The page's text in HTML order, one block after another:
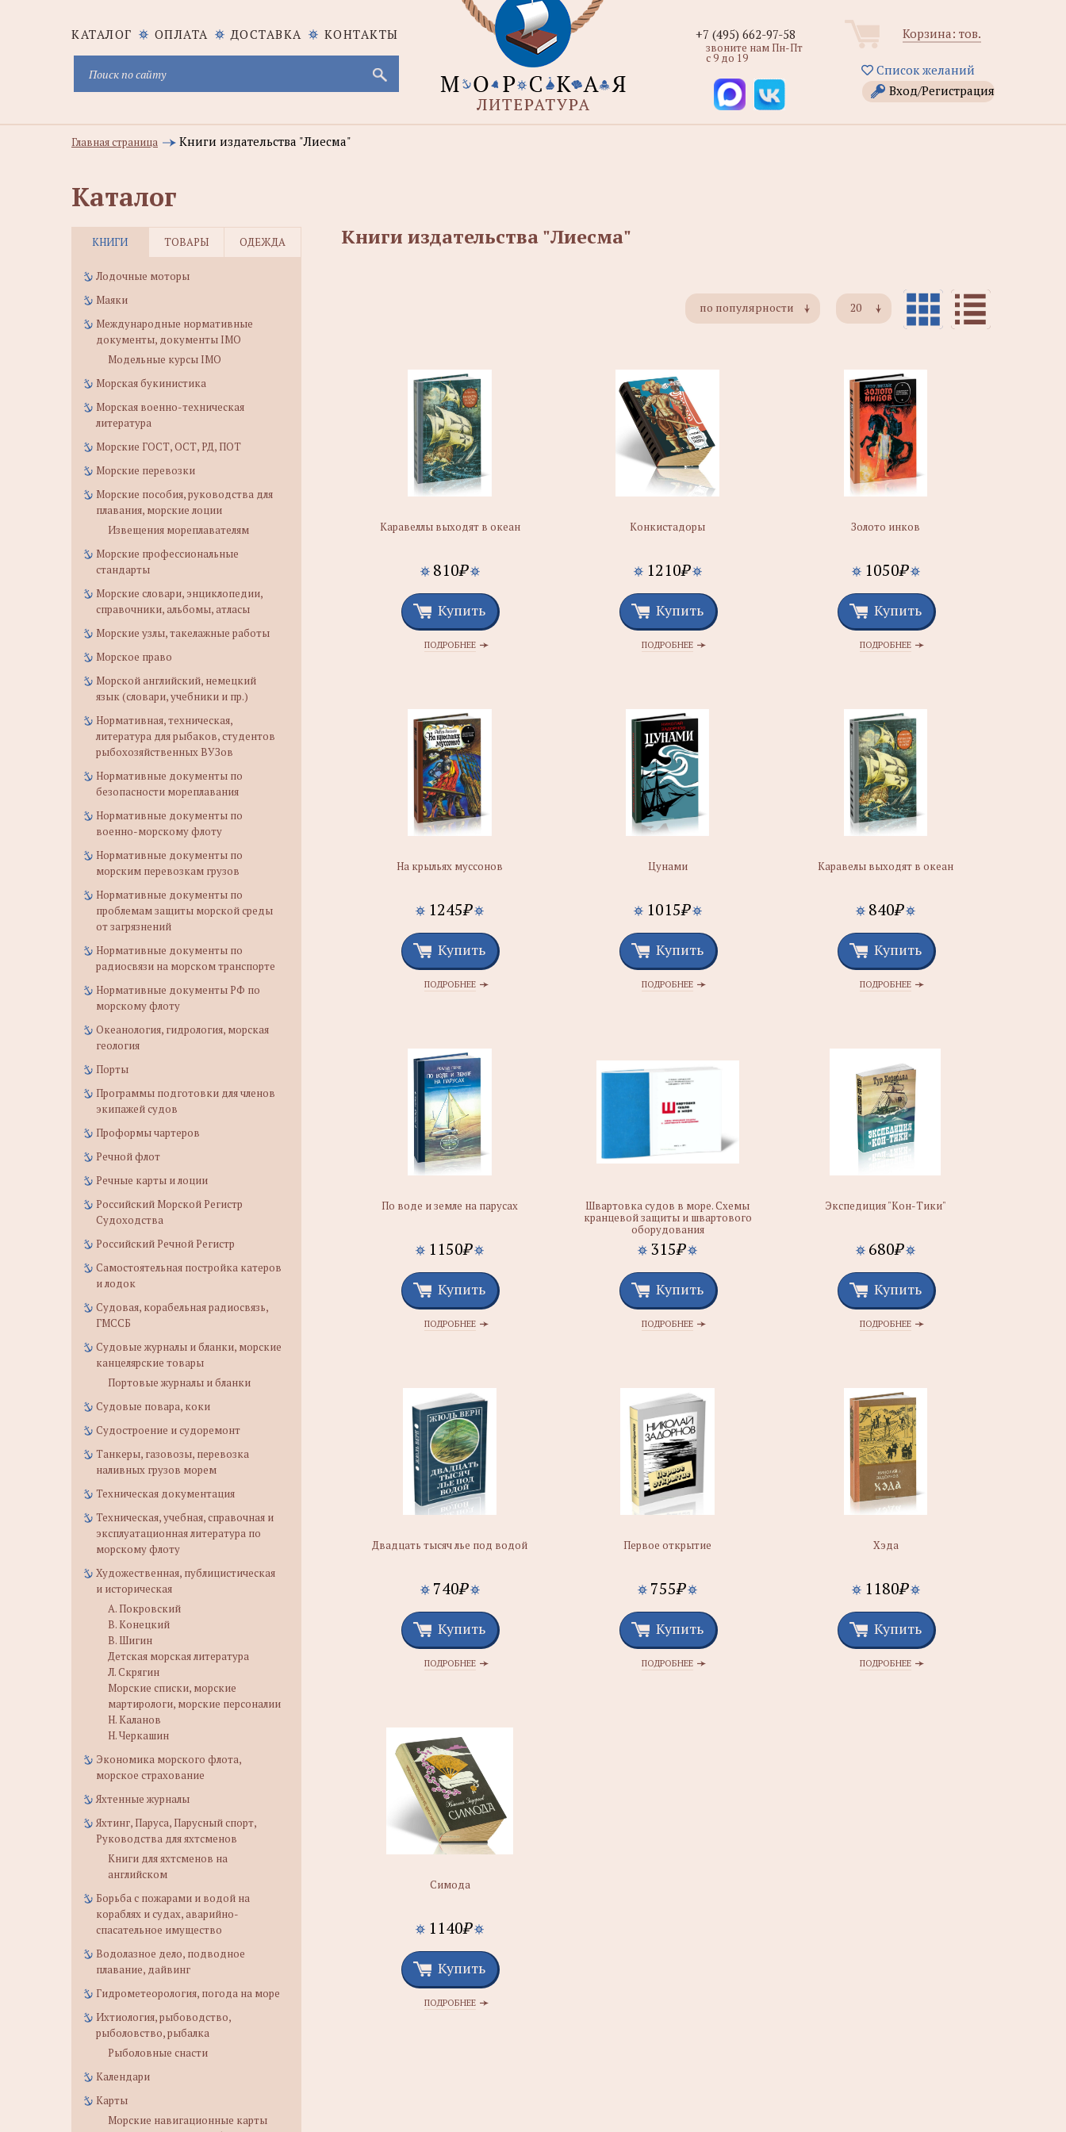
КАТАЛОГ ОПЛАТА ДОСТАВКА КОНТАКТЫ Корзина: тов.
Список желаний
Вход/Регистрация
+7 (495) 662-97-58
звоните нам Пн-Пт
с 9 до 19
Главная страница Книги издательства "Лиесма"
Каталог
КНИГИ ТОВАРЫ ОДЕЖДА
Лодочные моторы
Маяки
Международные нормативные
документы, документы IMO
Модельные курсы IMO
Морская букинистика
Морская военно-техническая
литература
Морские ГОСТ, ОСТ, РД, ПОТ
Морские перевозки
Морские пособия, руководства для
плавания, морские лоции
Извещения мореплавателям
Морские профессиональные
стандарты
Морские словари, энциклопедии,
справочники, альбомы, атласы
Морские узлы, такелажные работы
Морское право
Морской английский, немецкий
язык (словари, учебники и пр.)
Нормативная, техническая,
литература для рыбаков, студентов
рыбохозяйственных ВУЗов
Нормативные документы по
безопасности мореплавания
Нормативные документы по
военно-морскому флоту
Нормативные документы по
морским перевозкам грузов
Нормативные документы по
проблемам защиты морской среды
от загрязнений
Нормативные документы по
радиосвязи на морском транспорте
Нормативные документы РФ по
морскому флоту
Океанология, гидрология, морская
геология
Порты
Программы подготовки для членов
экипажей судов
Проформы чартеров
Речной флот
Речные карты и лоции
Российский Морской Регистр
Судоходства
Российский Речной Регистр
Самостоятельная постройка катеров
и лодок
Судовая, корабельная радиосвязь,
ГМССБ
Судовые журналы и бланки, морские
канцелярские товары
Портовые журналы и бланки
Судовые повара, коки
Судостроение и судоремонт
Танкеры, газовозы, перевозка
наливных грузов морем
Техническая документация
Техническая, учебная, справочная и
эксплуатационная литература по
морскому флоту
Художественная, публицистическая
и историческая
А. Покровский
В. Конецкий
В. Шигин
Детская морская литература
Л. Скрягин
Морские списки, морские
мартирологи, морские персоналии
Н. Каланов
Н. Черкашин
Экономика морского флота,
морское страхование
Яхтенные журналы
Яхтинг, Паруса, Парусный спорт,
Руководства для яхтсменов
Книги для яхтсменов на
английском
Борьба с пожарами и водой на
кораблях и судах, аварийно-
спасательное имущество
Водолазное дело, подводное
плавание, дайвинг
Гидрометеорология, погода на море
Ихтиология, рыбоводство,
рыболовство, рыбалка
Рыболовные снасти
Календари
Карты
Морские навигационные карты
Книги издательства "Лиесма"
20
по популярности
Каравеллы выходят в океан
810₽
Купить
ПОДРОБНЕЕ
Конкистадоры
1210₽
Купить
ПОДРОБНЕЕ
Золото инков
1050₽
Купить
ПОДРОБНЕЕ
На крыльях муссонов
1245₽
Купить
ПОДРОБНЕЕ
Цунами
1015₽
Купить
ПОДРОБНЕЕ
Каравелы выходят в океан
840₽
Купить
ПОДРОБНЕЕ
По воде и земле на парусах
1150₽
Купить
ПОДРОБНЕЕ
Швартовка судов в море. Схемы
кранцевой защиты и швартового
оборудования
315₽
Купить
ПОДРОБНЕЕ
Экспедиция "Кон-Тики"
680₽
Купить
ПОДРОБНЕЕ
Двадцать тысяч лье под водой
740₽
Купить
ПОДРОБНЕЕ
Первое открытие
755₽
Купить
ПОДРОБНЕЕ
Хэда
1180₽
Купить
ПОДРОБНЕЕ
Симода
1140₽
Купить
ПОДРОБНЕЕ